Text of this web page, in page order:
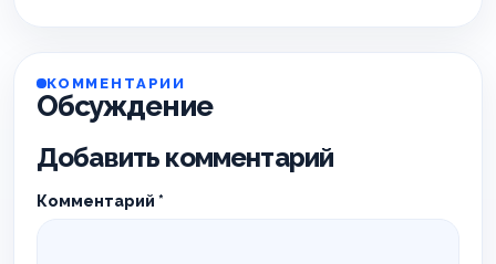
КОММЕНТАРИИ
Обсуждение
Добавить комментарий
Комментарий *